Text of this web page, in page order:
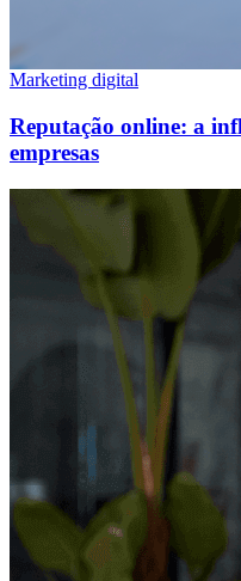
Marketing digital
Reputação online: a
empresas